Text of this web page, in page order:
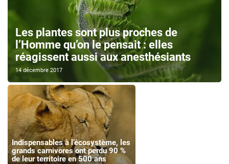
Les plantes sont plus proches de
l’Homme qu’on le pensait : elles
réagissent aussi aux anesthésiants
14 décembre 2017
Indispensables à l’écosystème, les
grands carnivores ont perdu 90 %
de leur territoire en 500 ans